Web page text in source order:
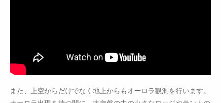
また、上空からだけでなく地上からもオーロラ観測を行います。